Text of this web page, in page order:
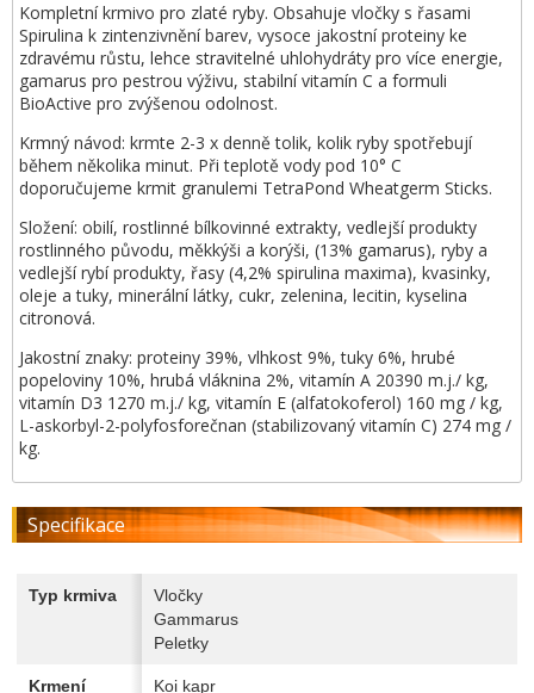
Kompletní krmivo pro zlaté ryby. Obsahuje vločky s řasami
Spirulina k zintenzivnění barev, vysoce jakostní proteiny ke
zdravému růstu, lehce stravitelné uhlohydráty pro více energie,
gamarus pro pestrou výživu, stabilní vitamín C a formuli
BioActive pro zvýšenou odolnost.
Krmný návod: krmte 2-3 x denně tolik, kolik ryby spotřebují
během několika minut. Při teplotě vody pod 10° C
doporučujeme krmit granulemi TetraPond Wheatgerm Sticks.
Složení: obilí, rostlinné bílkovinné extrakty, vedlejší produkty
rostlinného původu, měkkýši a korýši, (13% gamarus), ryby a
vedlejší rybí produkty, řasy (4,2% spirulina maxima), kvasinky,
oleje a tuky, minerální látky, cukr, zelenina, lecitin, kyselina
citronová.
Jakostní znaky: proteiny 39%, vlhkost 9%, tuky 6%, hrubé
popeloviny 10%, hrubá vláknina 2%, vitamín A 20390 m.j./ kg,
vitamín D3 1270 m.j./ kg, vitamín E (alfatokoferol) 160 mg / kg,
L-askorbyl-2-polyfosforečnan (stabilizovaný vitamín C) 274 mg /
kg.
Specifikace
Typ krmiva
Vločky
Gammarus
Peletky
Krmení Koi kapr